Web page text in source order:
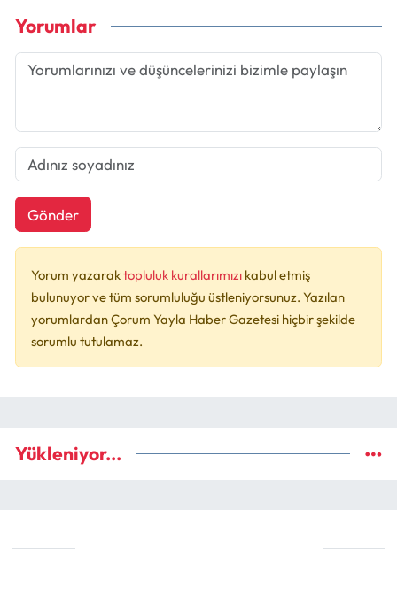
Yorumlar
Gönder
Yorum yazaraktopluluk kurallarımızı kabul etmiş
bulunuyor ve tüm sorumluluğu üstleniyorsunuz. Yazılan
yorumlardan Çorum Yayla Haber Gazetesi hiçbir şekilde
sorumlu tutulamaz.
Yükleniyor...